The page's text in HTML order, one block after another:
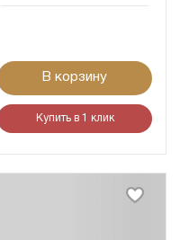
В корзину
Купить в 1 клик